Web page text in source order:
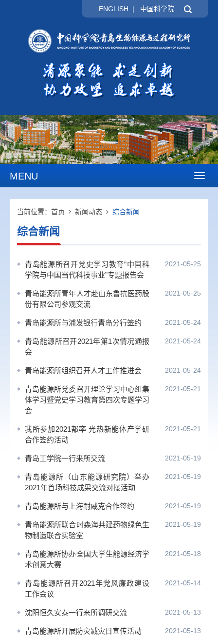
ENGLISH | 中国科学院
MENU
当前位置： 首页 新闻动态 综合新闻
综合新闻
青岛能源所召开党史学习教育“中国科
学院与中国当代科技事业”专题报告会
2021-05-25
青岛能源所青年人才赴山东鲁抗医药股
份有限公司参观交流
2021-05-25
青岛能源所与浦发银行青岛分行签约 2021-05-24
青岛能源所召开2021年第1次情况通报
会
2021-05-24
青岛能源所组织召开人才工作推进会 2021-05-24
青岛能源所党委召开理论学习中心组集
体学习暨党史学习教育第四次专题学习
会
2021-05-21
我所参加2021都率 光热新能体产学研
合作签约活动
2021-05-21
青岛工学院一行来所交流 2021-05-19
青岛能源所（山东能源研究院）举办
2021年首场科技成果交流对接活动
2021-05-19
青岛能源所与上海耐威克合作签约 2021-05-19
青岛能源所联合时森海共建药物绿色生
物制造联合实验室
2021-05-19
青岛能源所协办全国大学生能源经济学
术创意大赛
2021-05-18
青岛能源所召开2021年党风廉政建设
工作会议
2021-05-14
沈阳恒久安泰一行来所调研交流 2021-05-13
青岛能源所开展防灾减灾日宣传活动 2021-05-13